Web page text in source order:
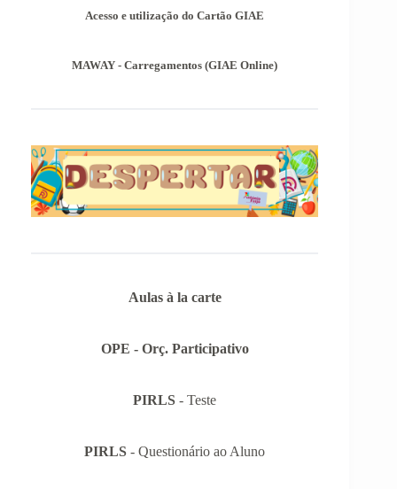
Acesso e utilização do Cartão GIAE
MAWAY - Carregamentos (GIAE Online)
Aulas à la carte
OPE - Orç. Participativo
PIRLS - Teste
PIRLS - Questionário ao Aluno